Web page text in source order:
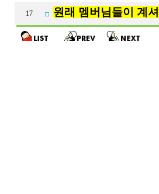
17 원래 멤버님들이 계